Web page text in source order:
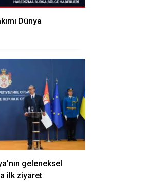
Dünya
geleneksel
ilk ziyaret